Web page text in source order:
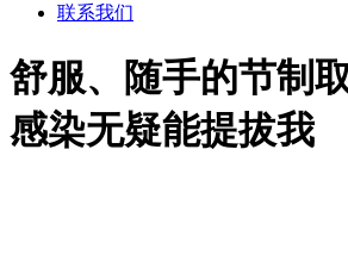
联系我们
舒服、随手的节制
感染无疑能提拔我